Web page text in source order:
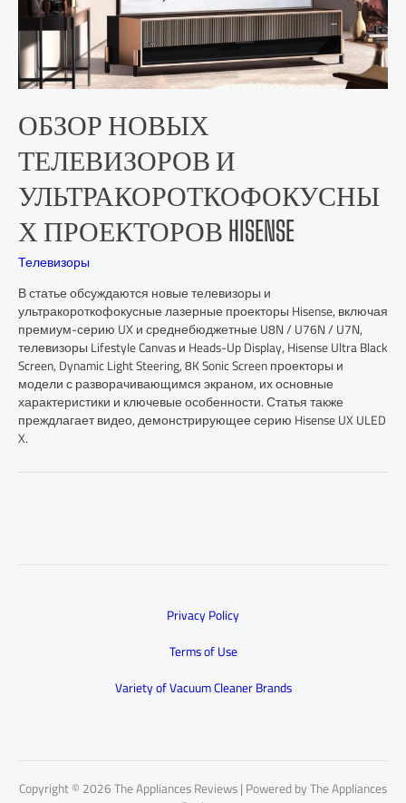
ОБЗОР НОВЫХ
ТЕЛЕВИЗОРОВ И
УЛЬТРАКОРОТКОФОКУСНЫ
Х ПРОЕКТОРОВ HISENSE
Телевизоры
В статье обсуждаются новые телевизоры и
ультракороткофокусные лазерные проекторы Hisense, включая
премиум-серию UX и среднебюджетные U8N / U76N / U7N,
телевизоры Lifestyle Canvas и Heads-Up Display, Hisense Ultra Black
Screen, Dynamic Light Steering, 8K Sonic Screen проекторы и
модели с разворачивающимся экраном, их основные
характеристики и ключевые особенности. Статья также
преждлагает видео, демонстрирующее серию Hisense UX ULED
X.
Privacy Policy
Terms of Use
Variety of Vacuum Cleaner Brands
Copyright © 2026 The Appliances Reviews | Powered by The Appliances